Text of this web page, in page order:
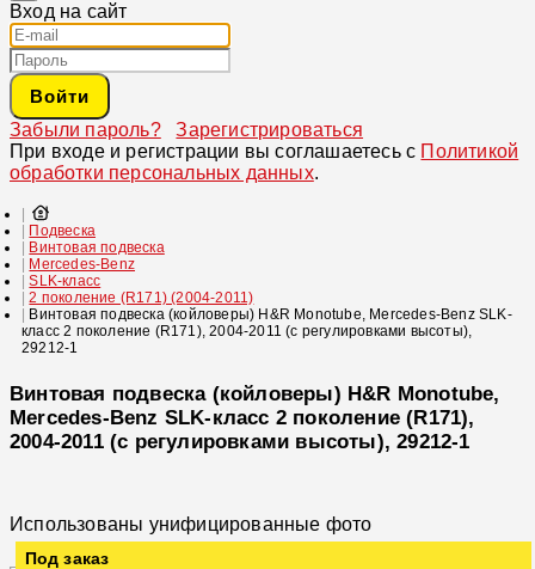
Вход на сайт
Войти
Забыли пароль?
Зарегистрироваться
При входе и регистрации вы соглашаетесь с Политикой
обработки персональных данных.
Подвеска
Винтовая подвеска
Mercedes-Benz
SLK-класс
2 поколение (R171) (2004-2011)
Винтовая подвеска (койловеры) H&R Monotube, Mercedes-Benz SLK-
класс 2 поколение (R171), 2004-2011 (с регулировками высоты),
29212-1
Винтовая подвеска (койловеры) H&R Monotube,
Mercedes-Benz SLK-класс 2 поколение (R171),
2004-2011 (с регулировками высоты), 29212-1
Использованы унифицированные фото
Под заказ